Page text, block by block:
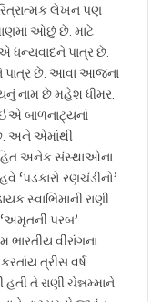
લેખન પણ
ઓછું છે. માટે
પાત્ર છે.
પાત્ર છે. આવા આજના
નામ છે મહેશ ધીમર.
બાળનાટ્યનાં
છે. અને એમાંથી
અનેક સંસ્થાઓના
‘પડકારો રણચંડીનો’
સ્વાભિમાની રાણી
પરબ’
ભારતીય વીરાંગના
ત્રીસ વર્ષ
તે રાણી ચેન્નમ્માને